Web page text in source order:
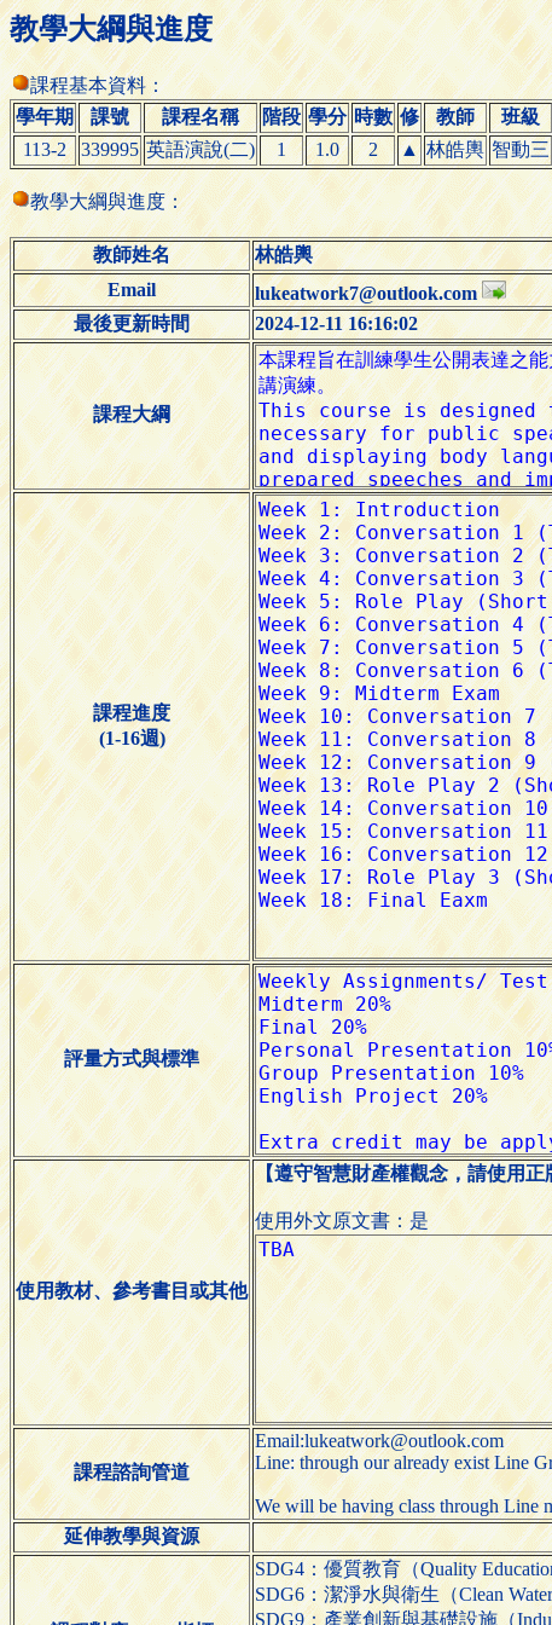
教學大綱與進度
課程基本資料：
學年期
課號 課程名稱 階段 學分 時數 修 教師 班級
113-2
339995 英語演說(二) 1 1.0 2 ▲ 林皓輿 智動三
教學大綱與進度：
教師姓名
林皓輿
Email
lukeatwork7@outlook.com
最後更新時間
2024-12-11 16:16:02
課程大綱
課程進度
(1-16週)
評量方式與標準
使用教材、參考書目或其他
【遵守智慧財產權觀念，請使用正
使用外文原文書：是
課程諮詢管道
Email:lukeatwork@outlook.com
Line: through our already exist Line
We will be having class through Line
延伸教學與資源
SDG4：優質教育（Quality
SDG6：潔淨水與衛生（Clean Water
SDG9：產業創新與基礎設施（